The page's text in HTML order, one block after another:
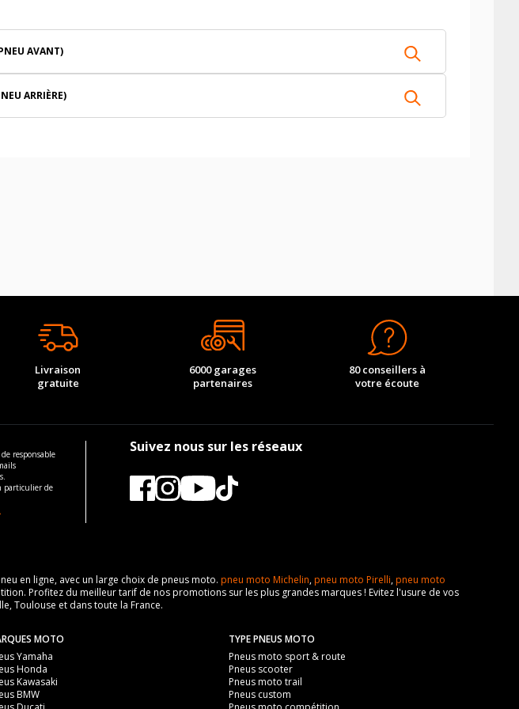
AVANT)
ARRIÈRE)
Livraison
gratuite
6000 garages
partenaires
80 conseillers à
votre écoute
responsable
particulier de
Suivez nous sur les réseaux
en ligne, avec un large choix de pneus moto. pneu moto Michelin,pneu moto Pirelli,pneu moto
Profitez du meilleur tarif de nos promotions sur les plus grandes marques ! Evitez l'usure de vos
Toulouse et dans toute la France.
MOTO
Yamaha
Honda
Kawasaki
BMW
TYPE PNEUS MOTO
Pneus moto sport & route
Pneus scooter
Pneus moto trail
Pneus custom